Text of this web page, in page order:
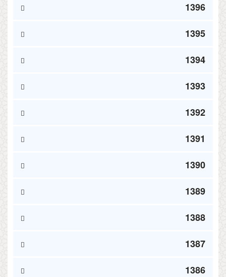
1396
1395
1394
1393
1392
1391
1390
1389
1388
1387
1386